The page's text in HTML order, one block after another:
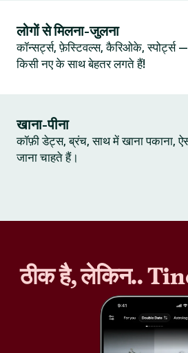
लोगों से मिलना-जुलना
कॉन्सर्ट्स, फ़ेस्टिवल्स, कैरिओके, स्पोर्ट्स
किसी नए के साथ बेहतर लगते हैं!
खाना-पीना
कॉफ़ी डेट्स, ब्रंच, साथ में खाना पकाना,
जाना चाहते हैं।
ठीक है, लेकिन..